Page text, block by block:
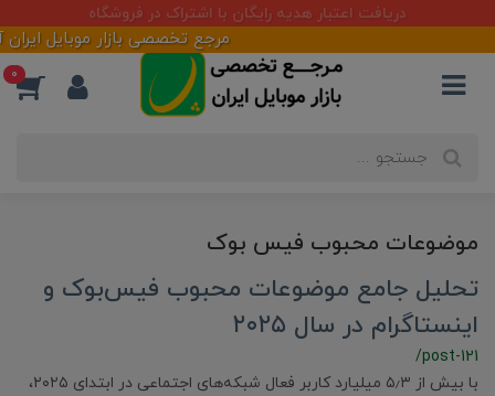
دریافت اعتبار هدیه رایگان با اشتراک در فروشگاه
مرجع تخصصی بازار موبایل
0
موضوعات محبوب فیس بوک
تحلیل جامع موضوعات محبوب فیس‌بوک و
اینستاگرام در سال ۲۰۲۵
/post-121
با بیش از ۵٫۳ میلیارد کاربر فعال شبکه‌های اجتماعی در ابتدای ۲۰۲۵،